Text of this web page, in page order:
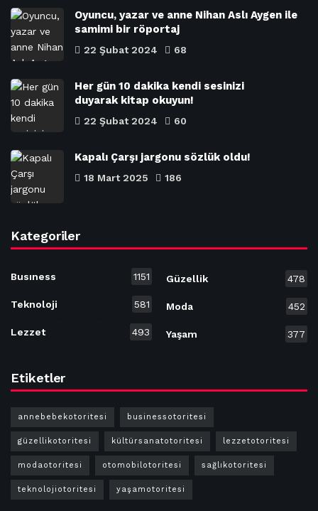
Oyuncu, yazar ve anne Nihan Aslı Aygen ile
samimi bir röportaj
22 Şubat 2024 68
Her gün 10 dakika kendi sesinizi
duyarak kitap okuyun!
22 Şubat 2024 60
Kapalı Çarşı jargonu sözlük oldu!
18 Mart 2025 186
Kategoriler
Busıness 1151
Teknoloji 581
Lezzet 493
Güzellik 478
Moda 452
Yaşam 377
Etiketler
annebebekotoritesi businessotoritesi
güzellikotoritesi kültürsanatotoritesi lezzetotoritesi
modaotoritesi otomobilotoritesi sağlıkotoritesi
teknolojiotoritesi yaşamotoritesi